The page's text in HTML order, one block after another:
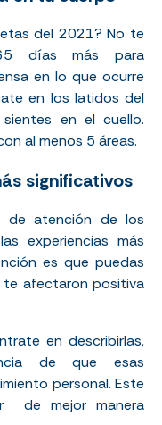
del 2021? No te
días más para
en lo que ocurre
en los latidos del
en el cuello.
al menos 5 áreas.
significativos
de atención de los
experiencias más
es que puedas
te afectaron positiva
en describirlas,
de que esas
personal. Este
de mejor manera